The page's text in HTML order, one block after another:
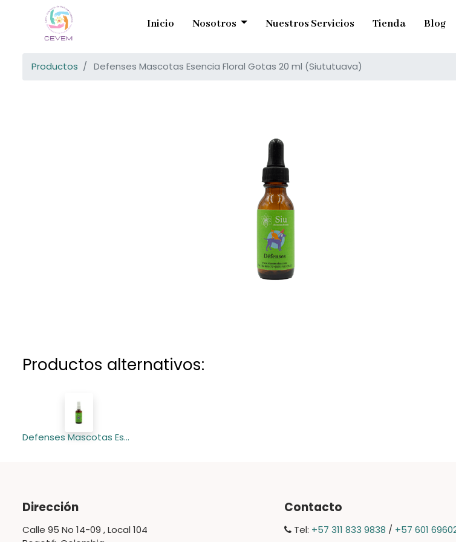
Inicio Nosotros Nuestros Servicios Tienda Blog
Productos Defenses Mascotas Esencia Floral Gotas 20 ml (Siututuava)
Productos alternativos:
Defenses Mascotas Esencia Floral Spray 50 ml (Siututuava)
Dirección
Calle 95 No 14-09 , Local 104
Contacto
Tel: +57 311 833 9838 / +57 601